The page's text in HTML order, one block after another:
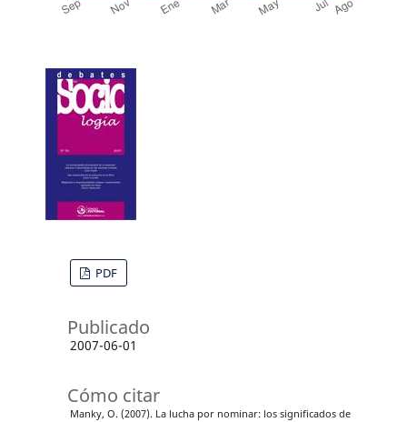
PDF
Publicado
2007-06-01
Cómo citar
Manky, O. (2007). La lucha por nominar: los significados de